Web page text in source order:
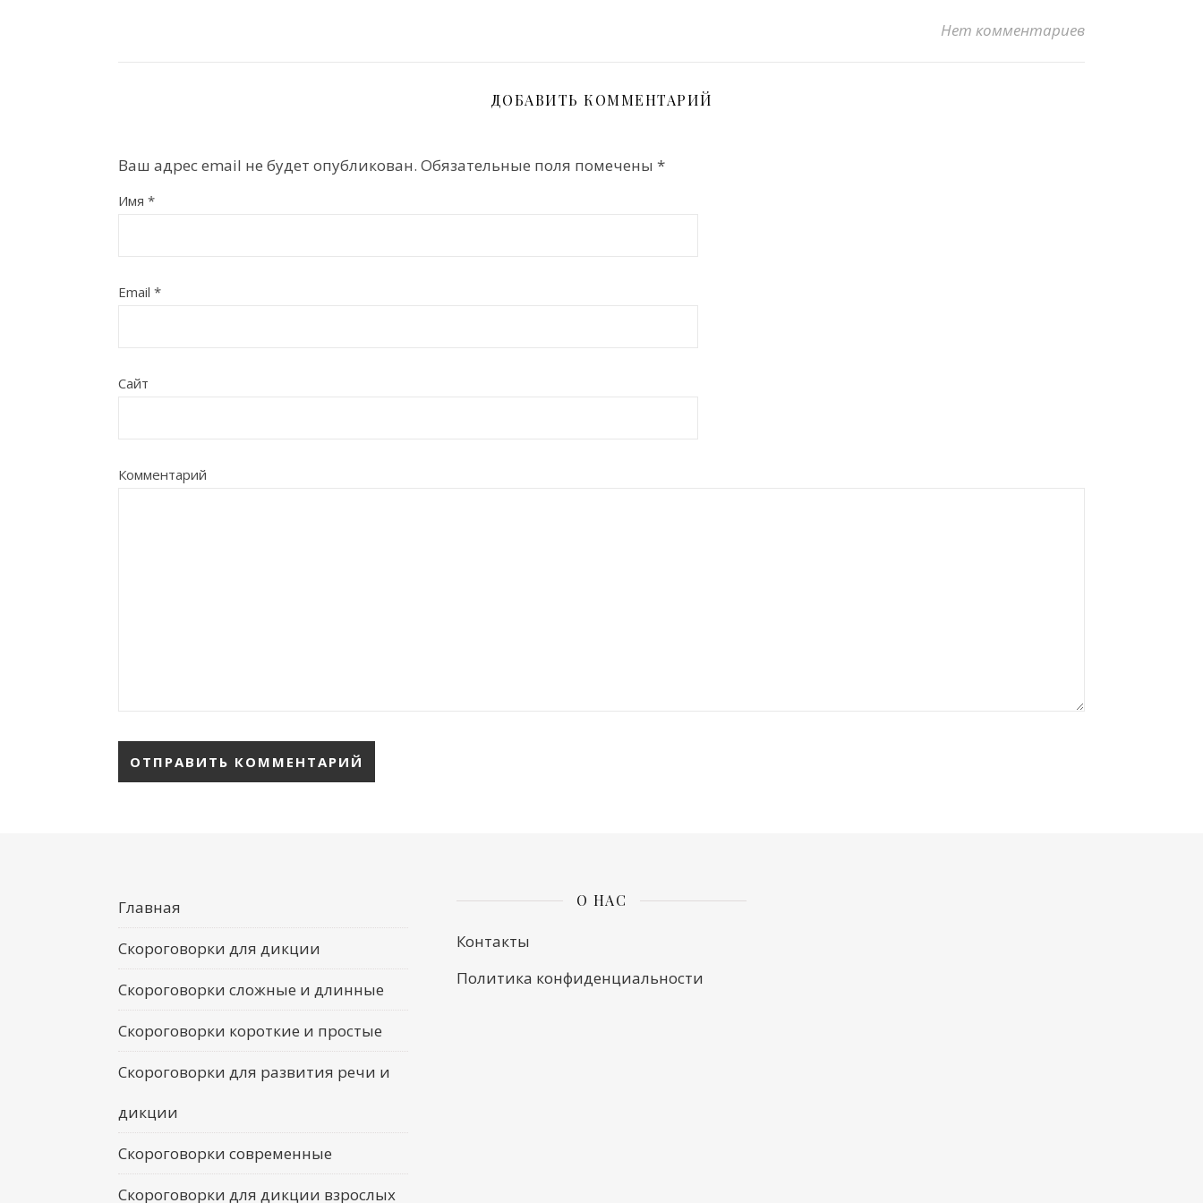
Нет комментариев
ДОБАВИТЬ КОММЕНТАРИЙ
Ваш адрес email не будет опубликован. Обязательные поля помечены *
Имя *
Email *
Сайт
Комментарий
Главная
Скороговорки для дикции
Скороговорки сложные и длинные
Скороговорки короткие и простые
Скороговорки для развития речи и
дикции
Скороговорки современные
Скороговорки для дикции взрослых
О НАС
Контакты
Политика конфиденциальности